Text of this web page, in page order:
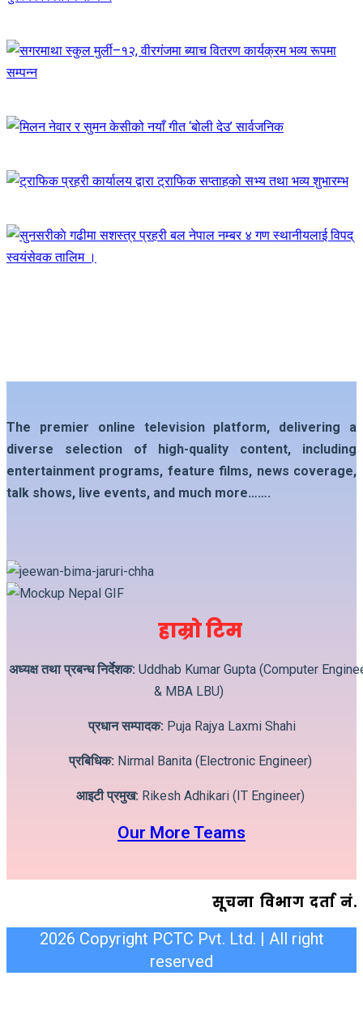
The premier online television platform, delivering a
diverse selection of high-quality content, including
entertainment programs, feature films, news coverage,
talk shows, live events, and much more…….
हाम्रो टिम
अध्यक्ष तथा प्रबन्ध निर्देशक:Uddhab Kumar Gupta (Computer
& MBA LBU)
प्रधान सम्पादक: Puja Rajya Laxmi Shahi
प्रबिधिक: Nirmal Banita (Electronic Engineer)
आइटी प्रमुख: Rikesh Adhikari (IT Engineer)
Our More Teams
सूचना विभाग दर्ता
2026 Copyright PCTC Pvt. Ltd. | All right
reserved